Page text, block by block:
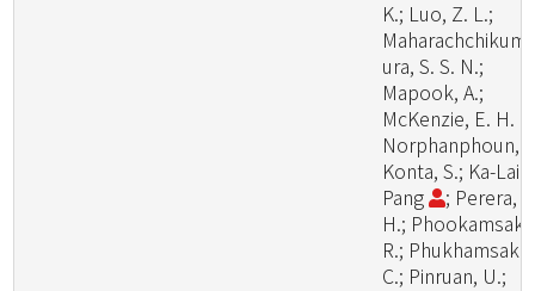
K.; Luo, Z. L.;
ura, S. S. N.;
Mapook, A.;
McKenzie, E. H.
Norphanphoun,
Konta, S.; Ka-Lai
Pang
; Perera,
H.; Phookamsak,
R.;
C.; Pinruan, U.;